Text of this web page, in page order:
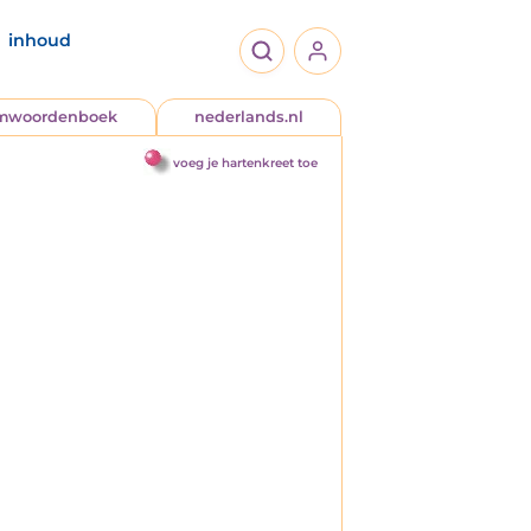
inhoud
nederlands.nl
voeg je hartenkreet toe